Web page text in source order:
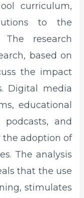
curriculum,
to the
The research
based on
the impact
Digital media
educational
and
the adoption of
The analysis
that the use
stimulates